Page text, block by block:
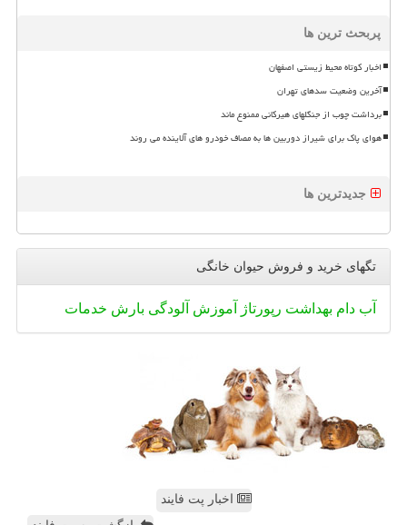
پربحث ترین ها
اخبار کوتاه محیط زیستی اصفهان
آخرین وضعیت سدهای تهران
برداشت چوب از جنگلهای هیرکانی ممنوع ماند
هوای پاک برای شیراز دوربین ها به مصاف خودرو های آلاینده می روند
جدیدترین ها
تگهای خرید و فروش حیوان خانگی
آب دام بهداشت رپورتاژ آموزش آلودگی بارش خدمات
اخبار پت فایند